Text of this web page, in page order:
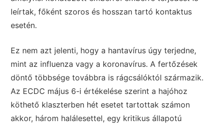
leírtak, főként szoros és hosszan tartó kontaktus
esetén.
Ez nem azt jelenti, hogy a hantavírus úgy terjedne,
mint az influenza vagy a koronavírus. A fertőzések
döntő többsége továbbra is rágcsálóktól származik.
Az ECDC május 6-i értékelése szerint a hajóhoz
köthető klaszterben hét esetet tartottak számon
akkor, három halálesettel, egy kritikus állapotú